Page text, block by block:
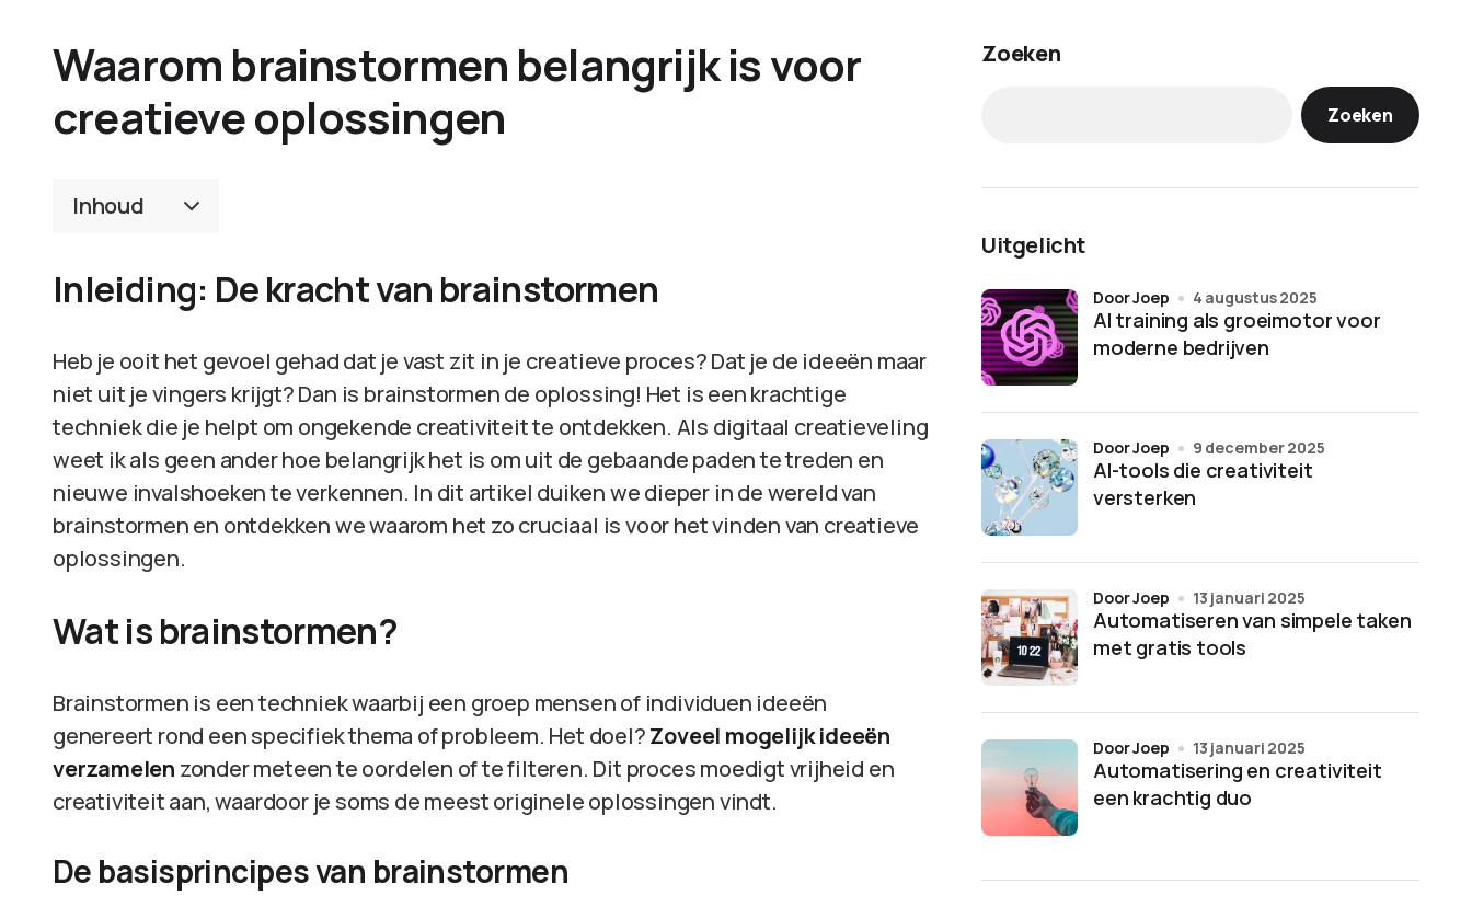
Waarom brainstormen belangrijk is voor
creatieve oplossingen
Inhoud
Inleiding: De kracht van brainstormen
Heb je ooit het gevoel gehad dat je vast zit in je creatieve proces? Dat je de ideeën maar
niet uit je vingers krijgt? Dan is brainstormen de oplossing! Het is een krachtige
techniek die je helpt om ongekende creativiteit te ontdekken. Als digitaal creatieveling
weet ik als geen ander hoe belangrijk het is om uit de gebaande paden te treden en
nieuwe invalshoeken te verkennen. In dit artikel duiken we dieper in de wereld van
brainstormen en ontdekken we waarom het zo cruciaal is voor het vinden van creatieve
oplossingen.
Wat is brainstormen?
Brainstormen is een techniek waarbij een groep mensen of individuen ideeën
genereert rond een specifiek thema of probleem. Het doel?Zoveel mogelijk ideeën
verzamelen zonder meteen te oordelen of te filteren. Dit proces moedigt vrijheid en
creativiteit aan, waardoor je soms de meest originele oplossingen vindt.
De basisprincipes van brainstormen
Zoeken
Zoeken
Uitgelicht
AI training als groeimotor voor
moderne bedrijven
door Joep 4 augustus 2025
AI-tools die creativiteit
versterken
door Joep 9 december 2025
Automatiseren van simpele taken
met gratis tools
door Joep 13 januari 2025
Automatisering en creativiteit
een krachtig duo
door Joep 13 januari 2025